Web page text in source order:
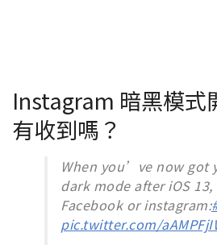
Instagram 暗黑模式
有收到嗎？
When you’ve now got
dark mode after iOS
Facebook or instagram:
pic.twitter.com/